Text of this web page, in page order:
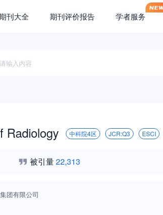
刊大全 期刊评价报告 学者服务
Radiology 中科院4区 JCR:Q3 ESCI
被引量22,313
团有限公司